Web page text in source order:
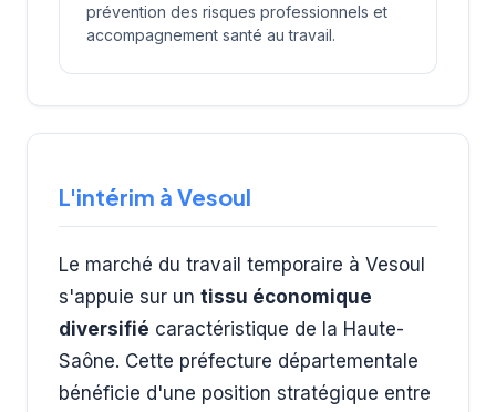
prévention des risques professionnels et
accompagnement santé au travail.
L'intérim à Vesoul
Le marché du travail temporaire à Vesoul
s'appuie sur un tissu économique
diversifié caractéristique de la Haute-
Saône. Cette préfecture départementale
bénéficie d'une position stratégique entre